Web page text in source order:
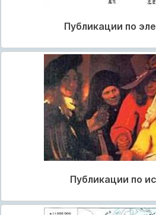
Публикации по
Публикации по